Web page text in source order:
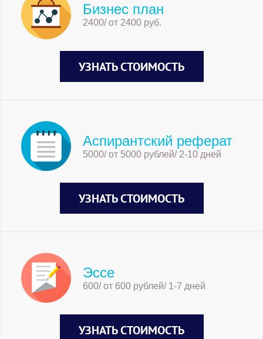
Бизнес план
2400/ от 2400 руб.
УЗНАТЬ СТОИМОСТЬ
Аспирантский реферат
5000/ от 5000 рублей/ 2-10 дней
УЗНАТЬ СТОИМОСТЬ
Эссе
600/ от 600 рублей/ 1-7 дней
УЗНАТЬ СТОИМОСТЬ